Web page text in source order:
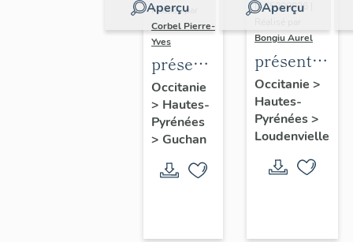
Aperçu
Réalisé par
Corbel Pierre-
Yves
présentation
de la
commune
Occitanie
> Hautes-
Pyrénées
> Guchan
Aperçu
IA65000026 |
Bongiu Aurel
présentation
de
l'ancienne
commune
Occitanie >
Hautes-
Pyrénées>
Loudenvielle